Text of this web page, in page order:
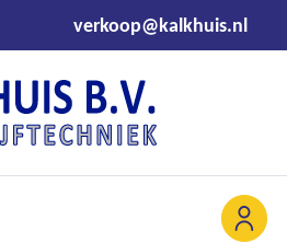
verkoop@kalkhuis.nl